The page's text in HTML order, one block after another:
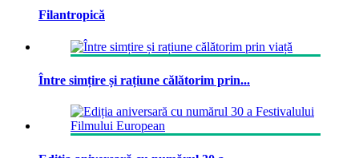
Filantropică
Între simțire și rațiune călătorim prin...